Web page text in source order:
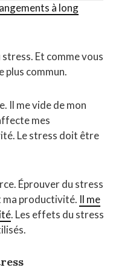
à long
Et comme vous
plus commun.
Il me vide de mon
mes
Le stress doit être
Éprouver du stress
ma productivité. Il me
. Les effets du stress